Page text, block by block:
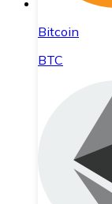
Bitcoin
BTC